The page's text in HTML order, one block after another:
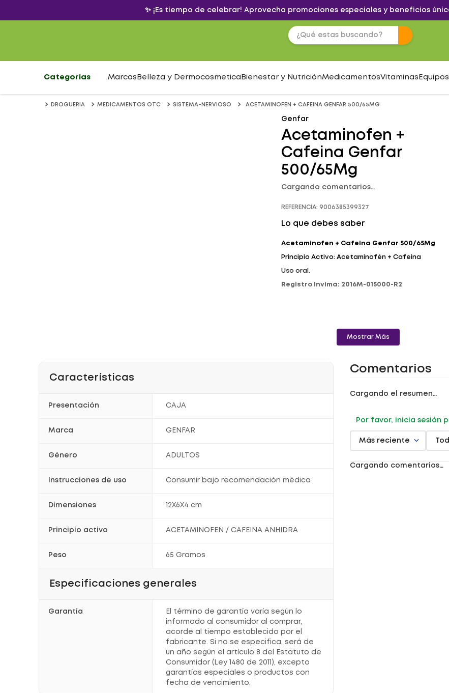
✨ ¡Es tiempo de celebrar! Aprovecha promociones especiales y beneficios
Categorías Marcas Belleza y Dermocosmetica Bienestar y NutriciónMedicamentosVitaminas
DROGUERIA MEDICAMENTOS OTC SISTEMA-NERVIOSO ACETAMINOFEN + CAFEINA GENFAR 500/65MG
Genfar
Acetaminofen +
Cafeina Genfar
500/65Mg
Cargando comentarios…
REFERENCIA: 9006385399327
Lo que debes saber
Acetaminofen + Cafeina Genfar 500/65Mg
Principio Activo: Acetaminofén + Cafeina
Uso oral.
Registro Invima: 2016M-015000-R2
Mostrar Más
Características
Presentación CAJA
Marca GENFAR
Género ADULTOS
Instrucciones de uso Consumir bajo recomendación médica
Dimensiones 12X6X4 cm
Principio activo ACETAMINOFEN / CAFEINA ANHIDRA
Peso 65 Gramos
Especificaciones generales
Garantía
El término de garantía varía según lo
informado al consumidor al comprar,
acorde al tiempo establecido por el
fabricante. Si no se especifica, será de
un año según el artículo 8 del Estatuto de
Consumidor (Ley 1480 de 2011), excepto
garantías especiales o productos con
fecha de vencimiento.
Comentarios
Cargando el resumen…
Por favor, inicia sesión
Más reciente
Cargando comentarios…